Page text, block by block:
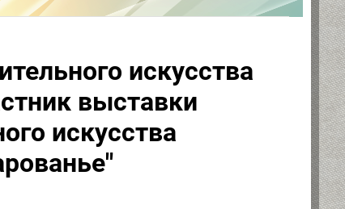
искусства
выставки
искусства